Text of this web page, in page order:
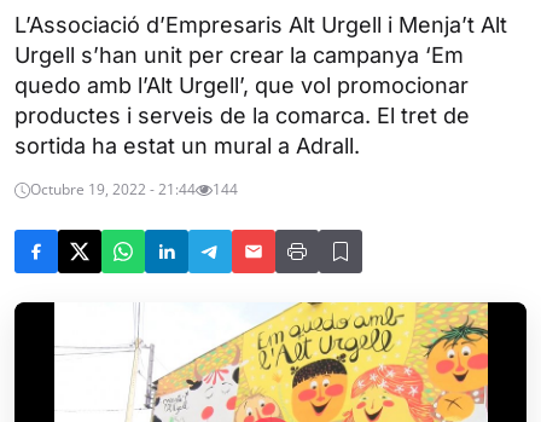
L’Associació d’Empresaris Alt Urgell i Menja’t Alt
Urgell s’han unit per crear la campanya ‘Em
quedo amb l’Alt Urgell’, que vol promocionar
productes i serveis de la comarca. El tret de
sortida ha estat un mural a Adrall.
Octubre 19, 2022 - 21:44 144